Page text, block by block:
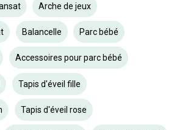
Arche de jeux
Balancelle Parc bébé
Accessoires pour parc bébé
Tapis d'éveil fille
Tapis d'éveil rose